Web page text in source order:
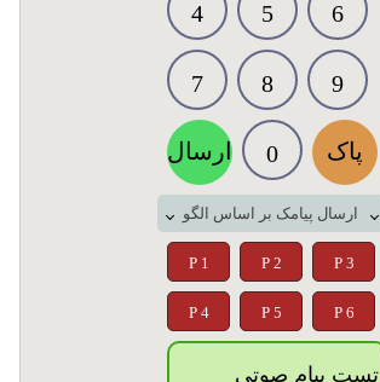
4 5 6
7 8 9
ارسال 0 پاک
ارسال پیامک بر اساس الگو
P 1 P 2 P 3
P 4 P 5 P 6
تست پیام صوتی